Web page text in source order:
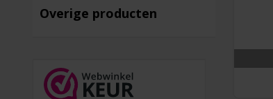
Overige producten